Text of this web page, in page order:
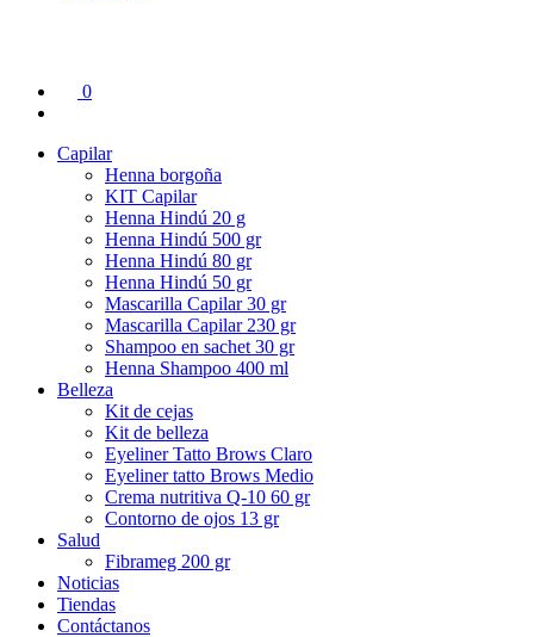
0
Capilar
Henna borgoña
KIT Capilar
Henna Hindú 20 g
Henna Hindú 500 gr
Henna Hindú 80 gr
Henna Hindú 50 gr
Mascarilla Capilar 30 gr
Mascarilla Capilar 230 gr
Shampoo en sachet 30 gr
Henna Shampoo 400 ml
Belleza
Kit de cejas
Kit de belleza
Eyeliner Tatto Brows Claro
Eyeliner tatto Brows Medio
Crema nutritiva Q-10 60 gr
Contorno de ojos 13 gr
Salud
Fibrameg 200 gr
Noticias
Tiendas
Contáctanos